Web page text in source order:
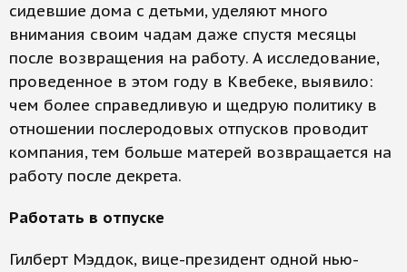
сидевшие дома с детьми, уделяют много
внимания своим чадам даже спустя месяцы
после возвращения на работу. А исследование,
проведенное в этом году в Квебеке, выявило:
чем более справедливую и щедрую политику в
отношении послеродовых отпусков проводит
компания, тем больше матерей возвращается на
работу после декрета.
Работать в отпуске
Гилберт Мэддок, вице-президент одной нью-